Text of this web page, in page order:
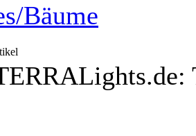
Bäume